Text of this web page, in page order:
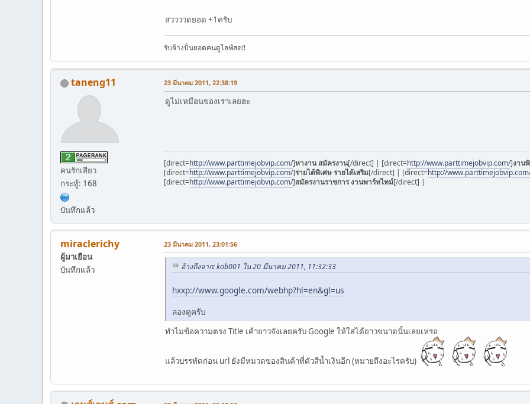
สววววดยอด +1ครับ
รับจ้างปั่นยอดคนดูไลฟ์สด!!
taneng11
คนรักเสียว
กระทู้: 168
บันทึกแล้ว
23 มีนาคม 2011, 22:38:19
ดูไม่เหมือนของเราเลยฮะ
[direct=http://www.parttimejobvip.com/]หางาน สมัครงาน[/direct] | [direct=http://www.parttimejobvip.com/]งาน
[direct=http://www.parttimejobvip.com/]รายได้พิเศษ รายได้เสริม[/direct] | [direct=http://
[direct=http://www.parttimejobvip.com/]สมัครงานราชการ งานพาร์ทไทม์[/direct] |
miraclerichy
ผู้มาเยือน
บันทึกแล้ว
23 มีนาคม 2011, 23:01:56
อ้างถึงจาก: kob001 ใน 20 มีนาคม 2011, 11:32:33
hxxp://www.google.com/webhp?hl=en&gl=us
ลองดูครับ
ทำไมข้อความตรง Title เค้ายาวจังเลยครับ Google ให้ใส่ได้ยาวขนาดนั้นเลยเหรอ
แล้วบรรทัดก่อน url ยังมีหมวดของสินค้าที่ตัวสีน้ำเงินอีก (หมายถึงอะไรครับ)